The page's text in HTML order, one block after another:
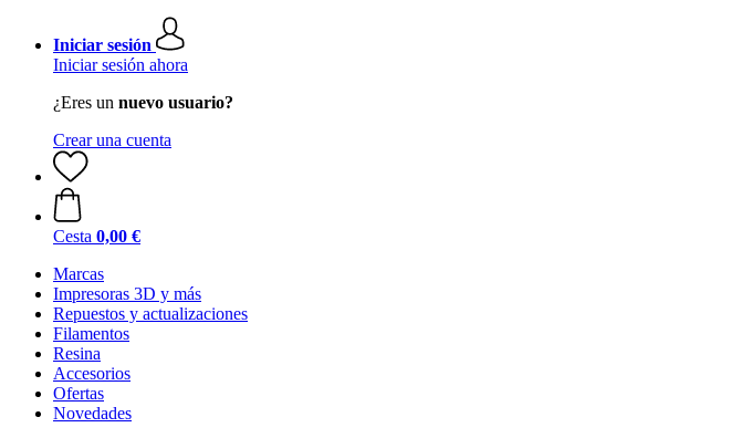
Iniciar sesión
Iniciar sesión ahora
¿Eres un nuevo usuario?
Crear una cuenta
Cesta 0,00 €
Marcas
Impresoras 3D y más
Repuestos y actualizaciones
Filamentos
Resina
Accesorios
Ofertas
Novedades